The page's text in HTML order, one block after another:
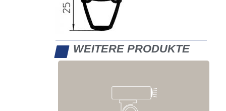
WEITERE PRODUKTE